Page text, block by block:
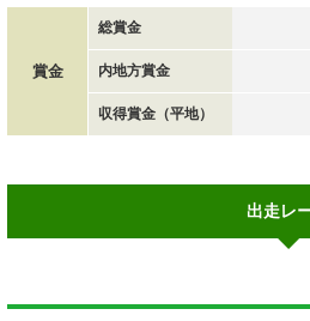
賞金
総賞金
内地方賞金
収得賞金（平地）
出走レ